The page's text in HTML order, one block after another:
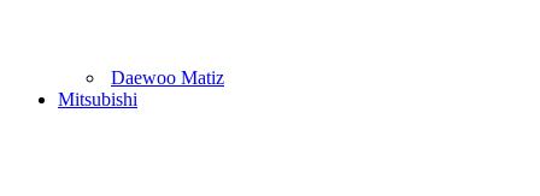
Daewoo Matiz
Mitsubishi